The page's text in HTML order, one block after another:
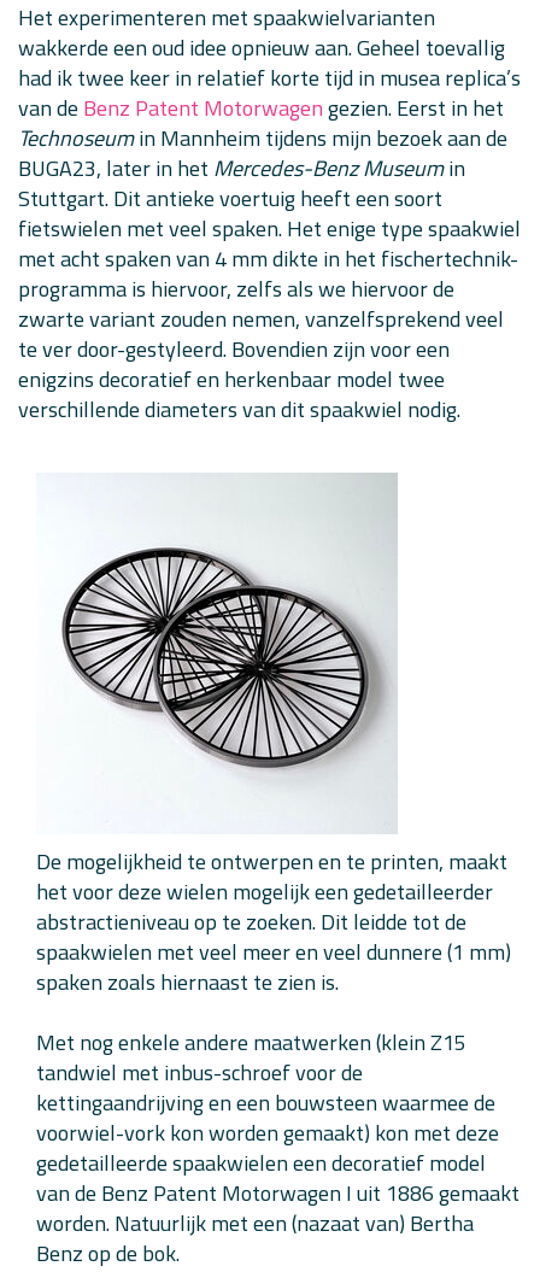
Het experimenteren met spaakwielvarianten
wakkerde een oud idee opnieuw aan. Geheel toevallig
had ik twee keer in relatief korte tijd in musea replica’s
van de Benz Patent Motorwagengezien. Eerst in het
Technoseumin Mannheim tijdens mijn bezoek aan de
BUGA23, later ‎in het Mercedes-Benz Museumin
Stuttgart. Dit antieke voertuig heeft een soort
fietswielen met veel spaken. Het enige type spaakwiel
met acht spaken van 4 mm dikte in het fischertechnik-
programma is hiervoor, zelfs als we hiervoor de
zwarte variant zouden nemen, vanzelfsprekend veel
te ver door-gestyleerd. Bovendien zijn voor een
enigzins decoratief en herkenbaar model twee
verschillende diameters van dit spaakwiel nodig.
De mogelijkheid te ontwerpen en te printen, maakt
het voor deze wielen mogelijk een gedetailleerder
abstractieniveau op te zoeken. Dit leidde tot de
spaakwielen met veel meer en veel dunnere (1 mm)
spaken zoals hiernaast te zien is.
Met nog enkele andere maatwerken (klein Z15
tandwiel met inbus-schroef voor de
kettingaandrijving en een bouwsteen waarmee de
voorwiel-vork kon worden gemaakt) kon met deze
gedetailleerde spaakwielen een decoratief model
van de Benz Patent Motorwagen I uit 1886 gemaakt
worden. Natuurlijk met een (nazaat van) Bertha
Benz op de bok.